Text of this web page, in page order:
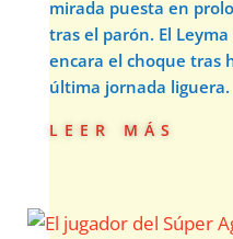
mirada puesta en
tras el parón. El
encara el choque tras
última jornada liguera.
leer más